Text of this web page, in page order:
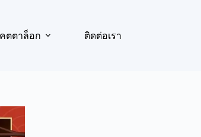
ตตาล็อก ติดต่อเรา